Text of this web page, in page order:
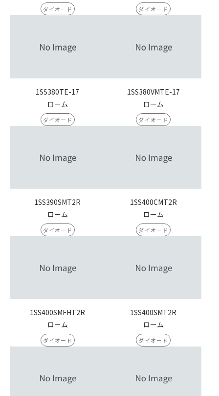
ダイオード ダイオード
1SS380TE-17
ローム
ダイオード
1SS380VMTE-17
ローム
ダイオード
1SS390SMT2R
ローム
ダイオード
1SS400CMT2R
ローム
ダイオード
1SS400SMFHT2R
ローム
ダイオード
1SS400SMT2R
ローム
ダイオード